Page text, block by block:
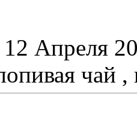
12 Апреля
чай